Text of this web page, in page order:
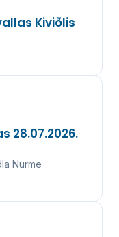
Kiviõlis
28.07.2026.
Nurme